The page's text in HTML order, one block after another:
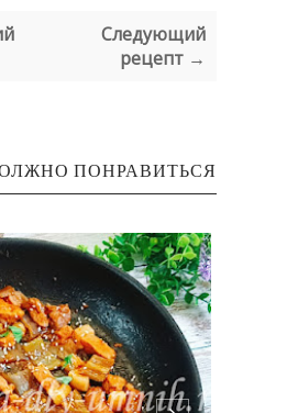
Следующий
рецепт →
ПОНРАВИТЬСЯ